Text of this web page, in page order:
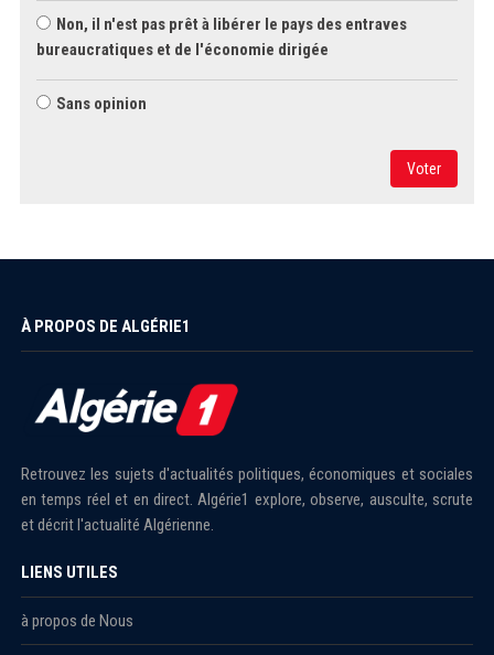
Non, il n'est pas prêt à libérer le pays des entraves
bureaucratiques et de l'économie dirigée
Sans opinion
Voter
À PROPOS DE ALGÉRIE1
Retrouvez les sujets d'actualités politiques, économiques et sociales
en temps réel et en direct. Algérie1 explore, observe, ausculte, scrute
et décrit l'actualité Algérienne.
LIENS UTILES
à propos de Nous